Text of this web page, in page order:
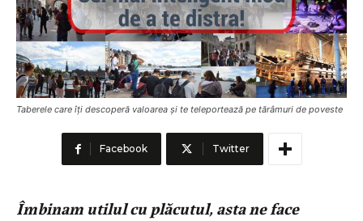
Taberele care îți descoperă valoarea și te teleportează pe tărâmuri de poveste
Facebook Twitter
Îmbinam utilul cu plăcutul, asta ne face